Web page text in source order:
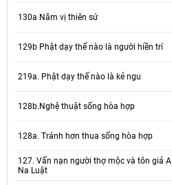
130a Năm vị thiên sứ
129b Phật dạy thế nào là người hiền trí
219a. Phật dạy thế nào là kẻ ngu
128b.Nghệ thuật sống hòa hợp
128a. Tránh hơn thua sống hòa hợp
127. Vấn nạn người thợ mộc và tôn giả A
Na Luật